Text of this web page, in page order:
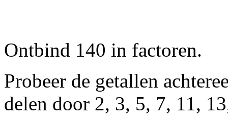
Ontbind 140 in factoren.
Probeer de getallen
delen door 2, 3, 5, 7, 11,